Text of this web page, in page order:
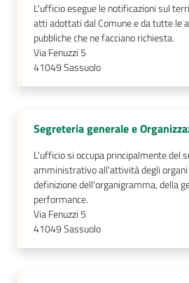
L'ufficio esegue le notificazioni sul
atti adottati dal Comune e da tutte le
pubbliche che ne facciano richiesta.
Via Fenuzzi 5
41049Sassuolo
Segreteria generale e
L'ufficio si occupa principalmente del
amministrativo all'attività degli
definizione dell'organigramma, della
performance.
Via Fenuzzi 5
41049Sassuolo